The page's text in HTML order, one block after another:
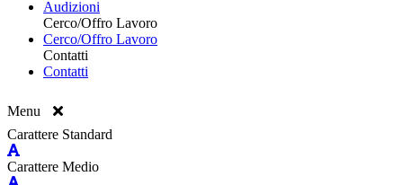
Audizioni
Cerco/Offro Lavoro
Cerco/Offro Lavoro
Contatti
Contatti
Menu
Carattere Standard
Carattere Medio